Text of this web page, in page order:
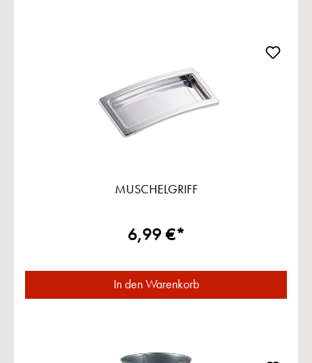
MUSCHELGRIFF
6,99 €*
In den Warenkorb